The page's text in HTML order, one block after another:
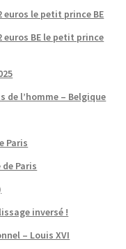
euros le petit prince BE
euros BE le petit prince
de l’homme – Belgique
Paris
Paris
inversé !
– Louis XVI